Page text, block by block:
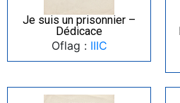
Je suis un prisonnier –
Dédicace
Oflag : IIIC